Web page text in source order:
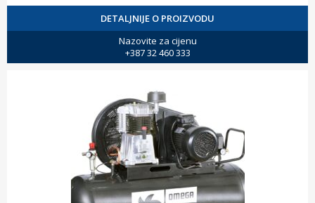
DETALJNIJE O PROIZVODU
Nazovite za cijenu
+387 32 460 333